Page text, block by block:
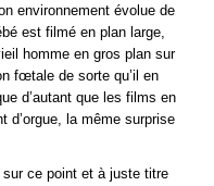
environnement évolue de
est filmé en plan large,
homme en gros plan sur
fœtale de sorte qu’il en
d’autant que les films en
d’orgue, la même surprise
ce point et à juste titre